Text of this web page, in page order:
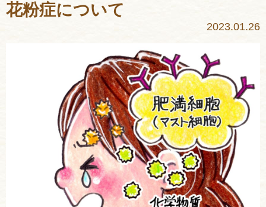
花粉症について
2023.01.26